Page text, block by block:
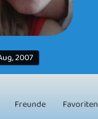
2007
Freunde Favoriten